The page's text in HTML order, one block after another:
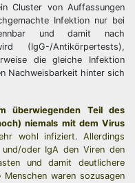
Cluster von Auffassungen
Infektion nur bei
und damit nach
(IgG-/Antikörpertests),
die gleiche Infektion
Nachweisbarkeit hinter sich
überwiegenden Teil des
niemals mit dem Virus
wohl infiziert. Allerdings
und/oder IgA den Viren den
und damit deutlichere
waren sozusagen